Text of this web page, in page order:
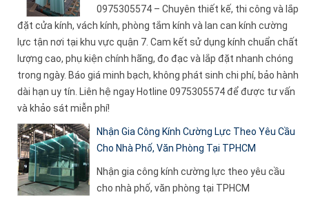
0975305574 – Chuyên thiết kế, thi công và lắp
đặt cửa kính, vách kính, phòng tắm kính và lan can kính cường
lực tận nơi tại khu vực quận 7. Cam kết sử dụng kính chuẩn chất
lượng cao, phụ kiện chính hãng, đo đạc và lắp đặt nhanh chóng
trong ngày. Báo giá minh bạch, không phát sinh chi phí, bảo hành
dài hạn uy tín. Liên hệ ngay Hotline 0975305574 để được tư vấn
và khảo sát miễn phí!
Nhận Gia Công Kính Cường Lực Theo Yêu Cầu
Cho Nhà Phố, Văn Phòng Tại TPHCM
Nhận gia công kính cường lực theo yêu cầu
cho nhà phố, văn phòng tại TPHCM